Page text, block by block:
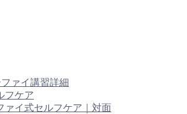
ファイ講習詳細
フケア
ァイ式セルフケア｜対面